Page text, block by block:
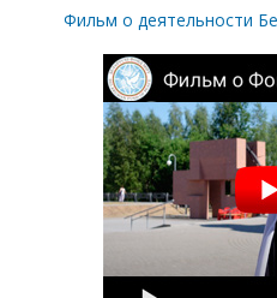
Фильм о деятельности